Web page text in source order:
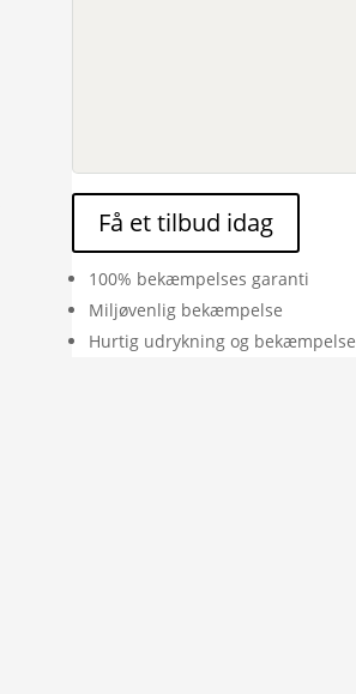
Få et tilbud idag
100% bekæmpelses garanti
Miljøvenlig bekæmpelse
Hurtig udrykning og bekæmpelse